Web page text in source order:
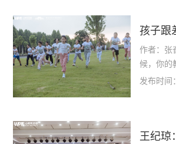
孩子跟
作者：张
候，你的
交流的过
发布时间
王纪琼